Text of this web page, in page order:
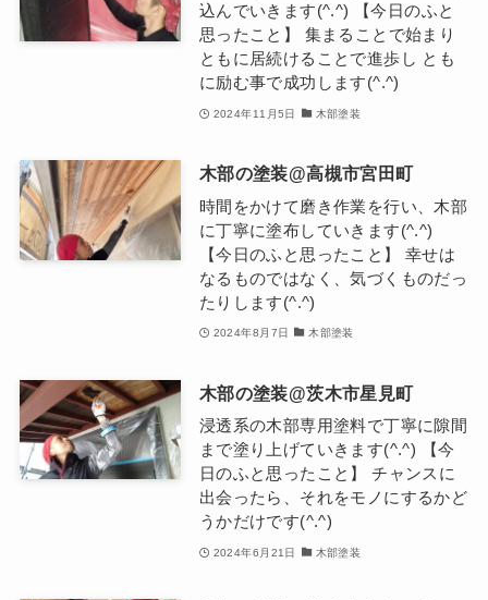
込んでいきます(^.^) 【今日のふと
思ったこと】 集まることで始まり
ともに居続けることで進歩し とも
に励む事で成功します(^.^)
2024年11月5日 木部塗装
木部の塗装@高槻市宮田町
時間をかけて磨き作業を行い、木部
に丁寧に塗布していきます(^.^)
【今日のふと思ったこと】 幸せは
なるものではなく、気づくものだっ
たりします(^.^)
2024年8月7日 木部塗装
木部の塗装@茨木市星見町
浸透系の木部専用塗料で丁寧に隙間
まで塗り上げていきます(^.^) 【今
日のふと思ったこと】 チャンスに
出会ったら、それをモノにするかど
うかだけです(^.^)
2024年6月21日 木部塗装